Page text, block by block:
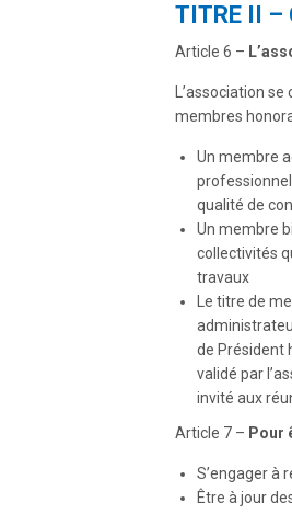
TITRE II –
Article 6 –
L’association
membres
Un membre
qualité de
Un membre
collectivités
travaux
Le titre de
de Président
validé par
invité aux
Article 7 – Pour
S’engager à
Être à jour